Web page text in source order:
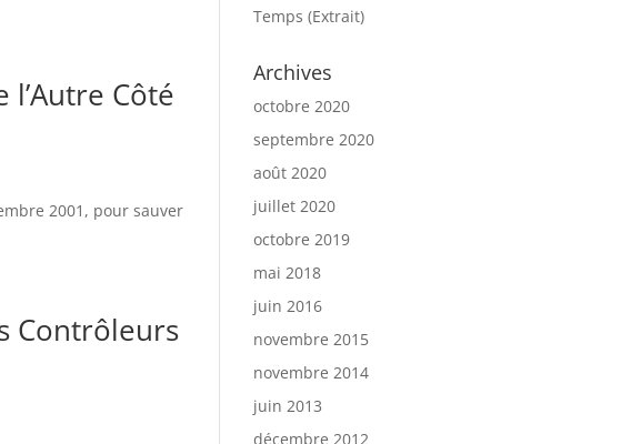
l’Autre Côté
2001, pour sauver
Contrôleurs
Temps (Extrait)
Archives
octobre 2020
septembre 2020
août 2020
juillet 2020
octobre 2019
mai 2018
juin 2016
novembre 2015
novembre 2014
juin 2013
décembre 2012